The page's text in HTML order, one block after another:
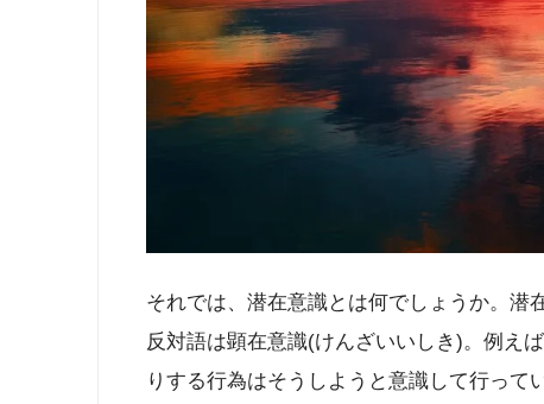
それでは、潜在意識とは何でしょうか。潜
反対語は顕在意識(けんざいいしき)。例え
りする行為はそうしようと意識して行って